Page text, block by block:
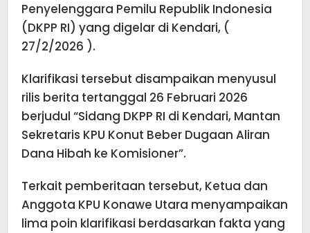
Penyelenggara Pemilu Republik Indonesia
(DKPP RI) yang digelar di Kendari, (
27/2/2026 ).
Klarifikasi tersebut disampaikan menyusul
rilis berita tertanggal 26 Februari 2026
berjudul “Sidang DKPP RI di Kendari, Mantan
Sekretaris KPU Konut Beber Dugaan Aliran
Dana Hibah ke Komisioner”.
Terkait pemberitaan tersebut, Ketua dan
Anggota KPU Konawe Utara menyampaikan
lima poin klarifikasi berdasarkan fakta yang